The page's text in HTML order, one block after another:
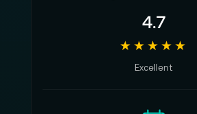
4.7
★★★★★
Excellent